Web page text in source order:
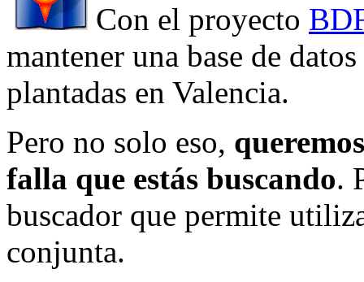
Con el proyecto
mantener una base de
plantadas en Valencia.
Pero no solo eso,
falla que estás buscando.
buscador que permite
conjunta.